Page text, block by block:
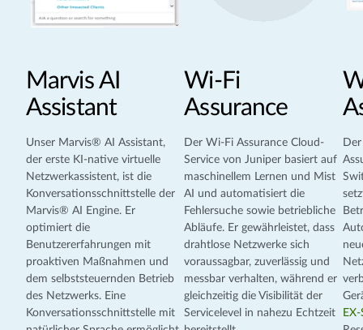
Marvis AI
Assistant
Unser Marvis® AI Assistant,
der erste KI-native virtuelle
Netzwerkassistent, ist die
Konversationsschnittstelle der
Marvis® AI Engine. Er
optimiert die
Benutzererfahrungen mit
proaktiven Maßnahmen und
dem selbststeuernden Betrieb
des Netzwerks. Eine
Konversationsschnittstelle mit
Wi-Fi
Assurance
Der Wi-Fi Assurance Cloud-
Service von Juniper basiert auf
maschinellem Lernen und Mist
AI und automatisiert die
Fehlersuche sowie betriebliche
Abläufe. Er gewährleistet, dass
drahtlose Netzwerke sich
voraussagbar, zuverlässig und
messbar verhalten, während er
gleichzeitig die Visibilität der
Servicelevel in nahezu Echtzeit